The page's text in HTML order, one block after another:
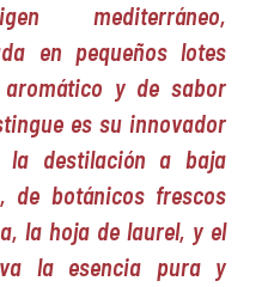
mediterráneo,
en pequeños lotes
y de sabor
es su innovador
la destilación a baja
de botánicos frescos
la hoja de laurel, y el
la esencia pura y